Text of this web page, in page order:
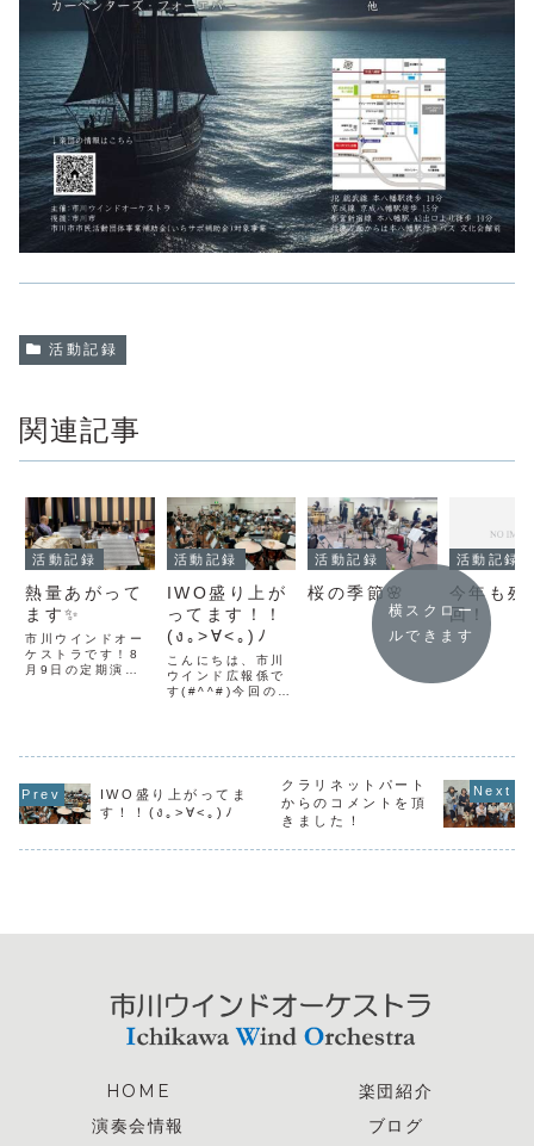
活動記録
関連記事
活動記録
熱量あがって
ます✨
市川ウインドオー
ケストラです！8
月9日の定期演奏
けで燃えます🔥ブ
ログ担当の私はホ
ルンなのですが、
活動記録
IWO盛り上が
ってます！！
(ง｡>∀<｡)ﾉ
こんにちは、市川
ウインド広報係で
す(#^^#)今回のブ
撮った全体写真で
す！！暑い夏に負
けないくらい、め
ちゃくちゃ盛り上
がってますｗｗｗ
活動記録
桜の季節🌸
活動記録
今年も残
回！
横スクロー
ルできます
IWO盛り上がってま
す！！(ง｡>∀<｡)ﾉ
クラリネットパート
からのコメントを頂
きました！
HOME
楽団紹介
演奏会情報
ブログ